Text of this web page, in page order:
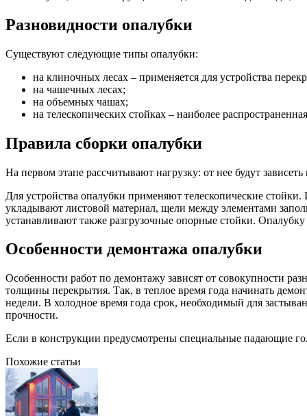
Разновидности опалубки
Существуют следующие типы опалубки:
на клиночных лесах – применяется для устройства
на чашечных лесах;
на объемных чашах;
на телескопических стойках – наиболее
Правила сборки опалубки
На первом этапе рассчитывают нагрузку: от нее будут
Для устройства опалубки применяют телескопические
укладывают листовой материал, щели между элементами
устанавливают также разгрузочные опорные стойки.
Особенности демонтажа опалубки
Особенности работ по демонтажу зависят от совокупности
толщины перекрытия. Так, в теплое время года начинать
недели. В холодное время года срок, необходимый для
прочности.
Если в конструкции предусмотрены специальные падающие
Похожие статьи